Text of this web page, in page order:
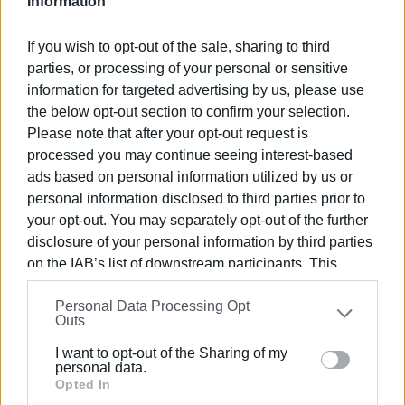
If you wish to opt-out of the sale, sharing to third
parties, or processing of your personal or sensitive
information for targeted advertising by us, please use
the below opt-out section to confirm your selection.
Please note that after your opt-out request is
processed you may continue seeing interest-based
ads based on personal information utilized by us or
personal information disclosed to third parties prior to
your opt-out. You may separately opt-out of the further
disclosure of your personal information by third parties
on the IAB’s list of downstream participants. This
information may also be disclosed by us to third parties
on theIAB’s List of Downstream Participants
that may
further disclose it to other third parties.
Please note that this website/app uses one or more
Google services and may gather and store information
Personal Data Processing Opt
Outs
I want to opt-out of the Sharing of my
personal data.
Opted In
καλύψει τις υπηρεσιακές ανάγκες», αναφέρεται
«Αυτό που απαιτείται είναι να επιτευχθεί συνεννόηση
μεταξύ των αρμόδιων Υπουργείων (Υγείας και
Κοινωνικής Ασφάλισης) ώστε οι υπηρεσίες του
Ο.ΠΕ.Κ.Α. Κέρκυρας να μεταφερθούν στον χώρο που
στεγάζεται σήμερα το Φαρμακείο του Ε.Ο.Π.Υ.Υ. δίπλα
από τις υπόλοιπες υπηρεσίες του Ε.Φ.Κ.Α. Κέρκυρας, σε
χώρο ιδιοκτησίας του αρμόδιου Υπουργείου και οι
Διοικητικές υπηρεσίες της Περιφερειακής Διεύθυνσης
του Ε.Ο.Π.Υ.Υ. καθώς και το Φαρμακείο να
συστεγαστούν στο κτήριο επί της Γρηγορίου Μαρασλή
Κοινωνικής Ασφάλισης που είναι ιδιοκτήτης του χώρου.
της πόλης μπορεί να εξυπηρετήσει με άνεση τις
ανάγκες, ειδικά των ΑΜΕΑ, ενώ το Ο.ΠΕ.Κ.Α. με τη